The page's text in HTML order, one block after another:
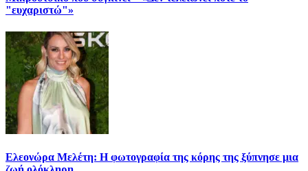
"ευχαριστώ"»
Ελεονώρα Μελέτη: Η φωτογραφία της κόρης της ξύπνησε μια